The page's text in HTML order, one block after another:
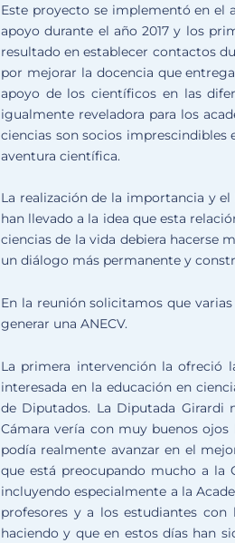
Este proyecto se implementó en el
apoyo durante el año 2017 y los
resultado en establecer contactos
por mejorar la docencia que
apoyo de los científicos en las
igualmente reveladora para los
ciencias son socios imprescindibles
aventura científica.
La realización de la importancia y
han llevado a la idea que esta
ciencias de la vida debiera hacerse
un diálogo más permanente y
En la reunión solicitamos que
generar una ANECV.
La primera intervención la ofreció
interesada en la educación en
de Diputados. La Diputada Girardi
Cámara vería con muy buenos
podía realmente avanzar en el
que está preocupando mucho a la
incluyendo especialmente a la
profesores y a los estudiantes
haciendo y que en estos días han